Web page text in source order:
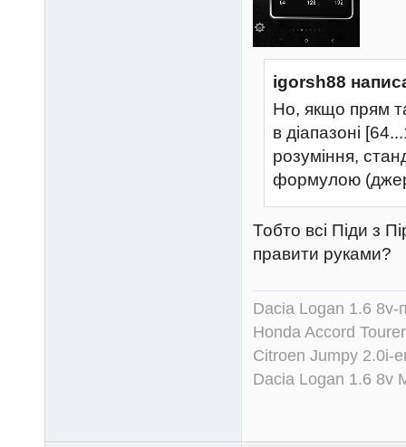
igorsh88
Но, якщо прям
в діапазоні
розуміння,
формулою
Тобто всі Піди з
правити руками?
Dacia Logan 1.6
Honda Accord
Citroen Jumpy 2.0i-
Dacia Logan 1.6 8v